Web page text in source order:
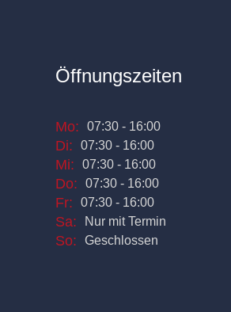
Öffnungszeiten
Mo: 07:30 - 16:00
Di: 07:30 - 16:00
Mi: 07:30 - 16:00
Do: 07:30 - 16:00
Fr: 07:30 - 16:00
Sa: Nur mit Termin
So: Geschlossen